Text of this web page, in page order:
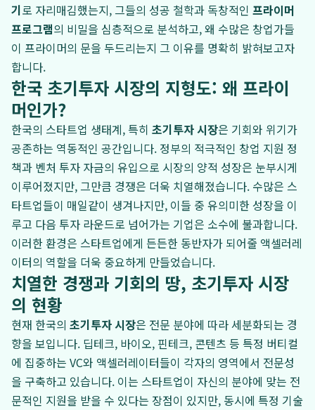
기로 자리매김했는지, 그들의 성공 철학과 독창적인 프라이머
프로그램의 비밀을 심층적으로 분석하고, 왜 수많은 창업가들
이 프라이머의 문을 두드리는지 그 이유를 명확히 밝혀보고자
합니다.
한국 초기투자 시장의 지형도: 왜 프라이
머인가?
한국의 스타트업 생태계, 특히 초기투자 시장은 기회와 위기가
공존하는 역동적인 공간입니다. 정부의 적극적인 창업 지원 정
책과 벤처 투자 자금의 유입으로 시장의 양적 성장은 눈부시게
이루어졌지만, 그만큼 경쟁은 더욱 치열해졌습니다. 수많은 스
타트업들이 매일같이 생겨나지만, 이들 중 유의미한 성장을 이
루고 다음 투자 라운드로 넘어가는 기업은 소수에 불과합니다.
이러한 환경은 스타트업에게 든든한 동반자가 되어줄 액셀러레
이터의 역할을 더욱 중요하게 만들었습니다.
치열한 경쟁과 기회의 땅, 초기투자 시장
의 현황
현재 한국의 초기투자 시장은 전문 분야에 따라 세분화되는 경
향을 보입니다. 딥테크, 바이오, 핀테크, 콘텐츠 등 특정 버티컬
에 집중하는 VC와 액셀러레이터들이 각자의 영역에서 전문성
을 구축하고 있습니다. 이는 스타트업이 자신의 분야에 맞는 전
문적인 지원을 받을 수 있다는 장점이 있지만, 동시에 특정 기술